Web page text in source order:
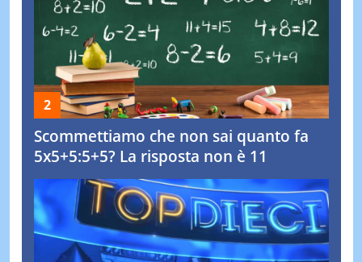
Scommettiamo che non sai quanto fa
5x5+5:5+5? La risposta non è 11